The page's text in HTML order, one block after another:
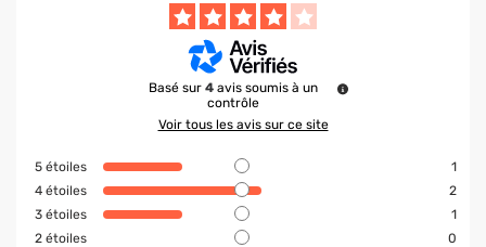
Basé sur 4 avis soumis à un
contrôle
Voir tous les avis sur ce site
5 étoiles
1
4 étoiles
2
3 étoiles
1
2 étoiles 0